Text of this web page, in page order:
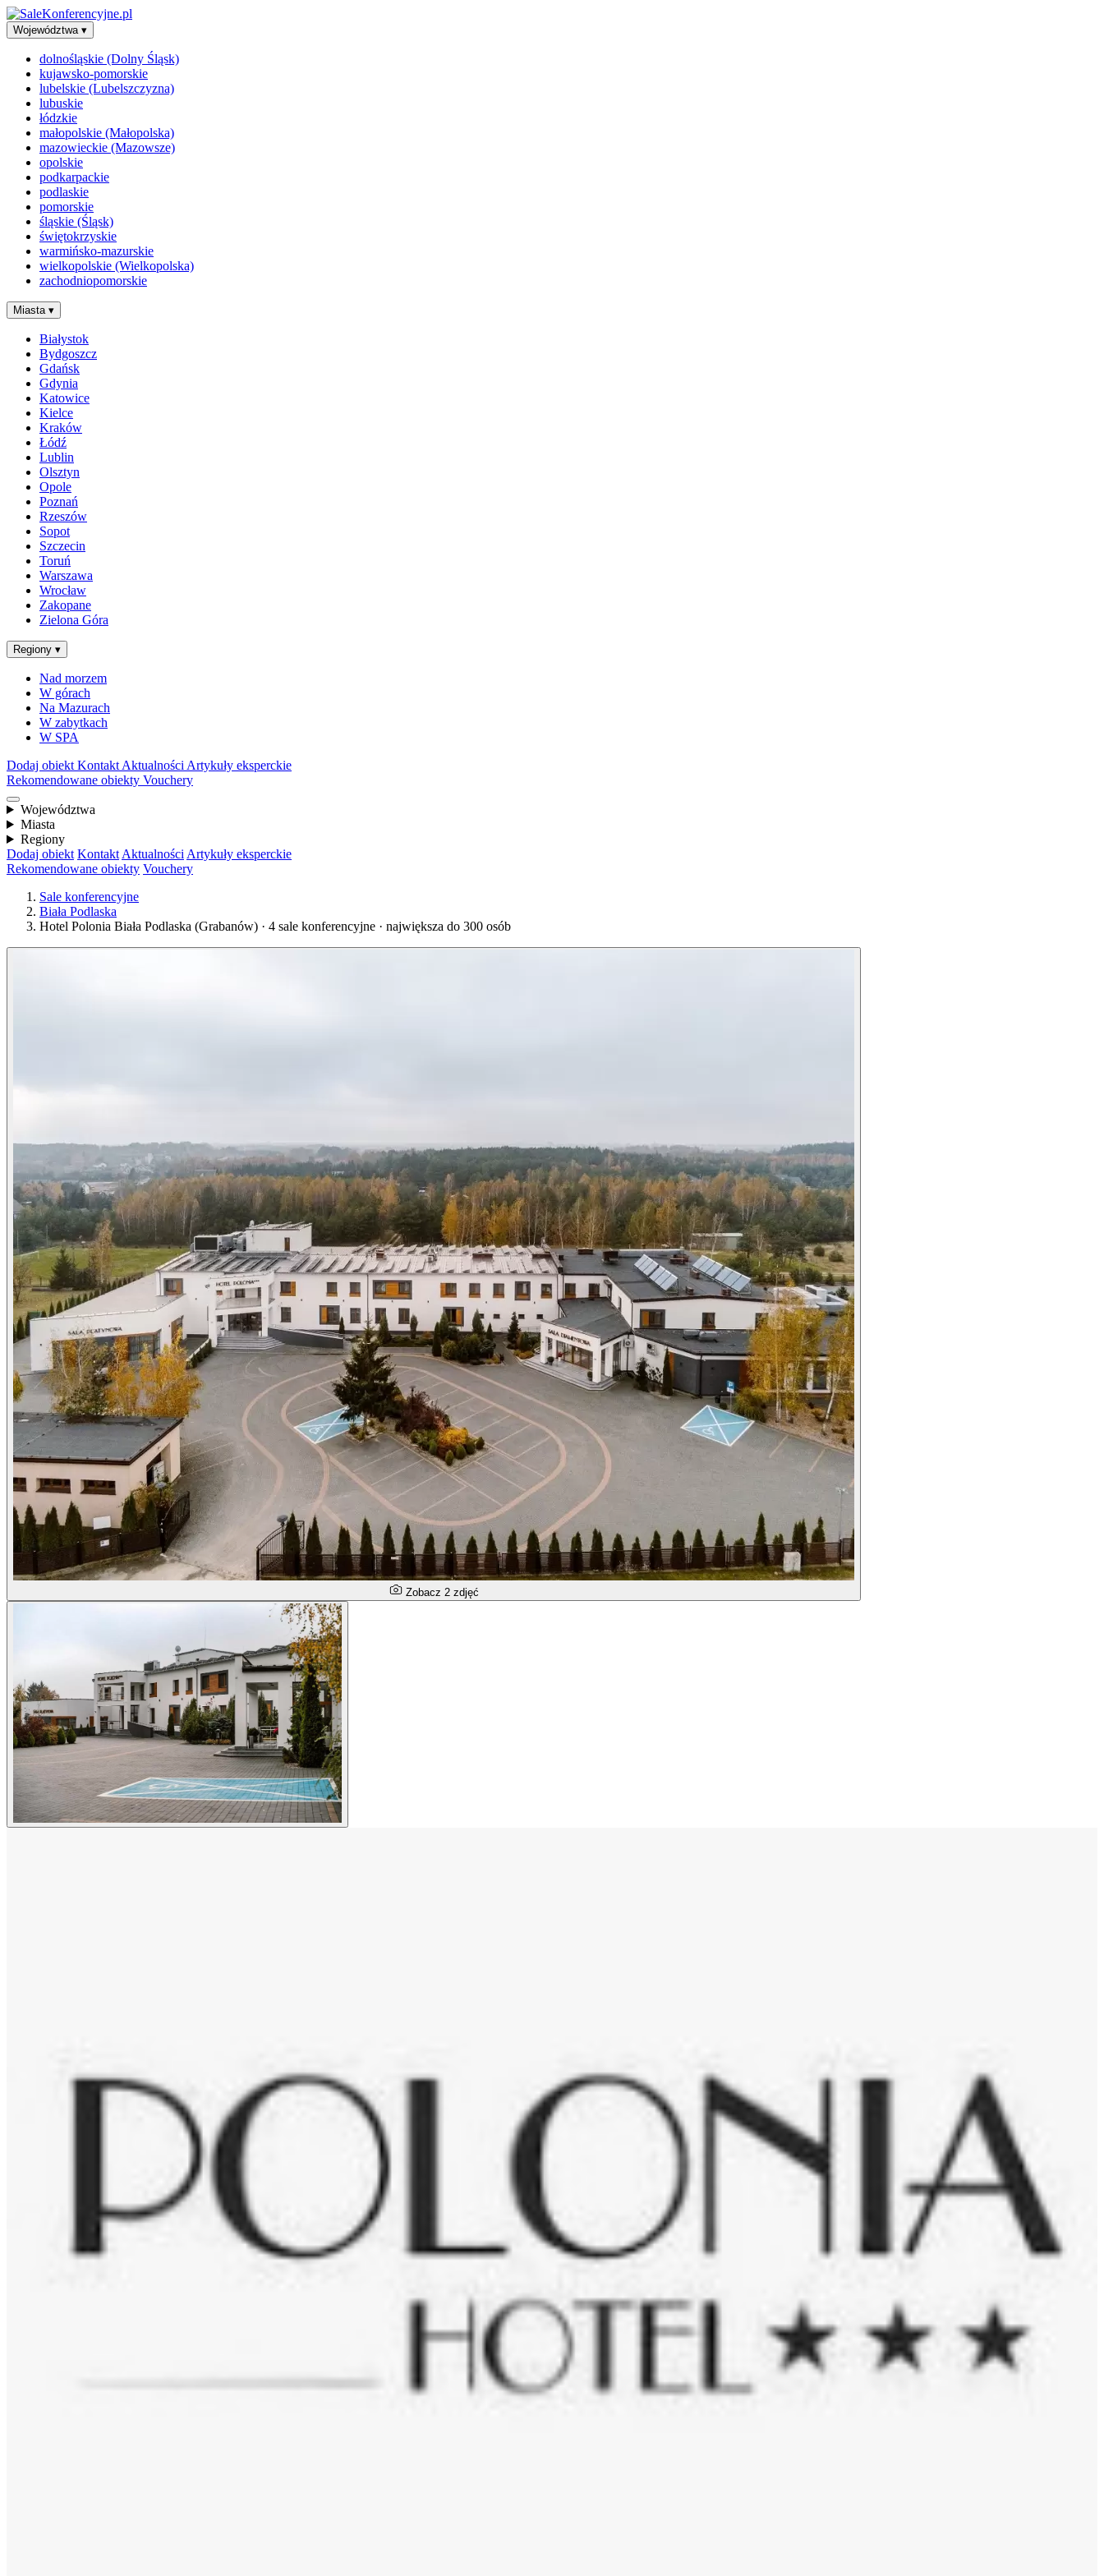
Województwa ▾
dolnośląskie (Dolny Śląsk)
kujawsko-pomorskie
lubelskie (Lubelszczyzna)
lubuskie
łódzkie
małopolskie (Małopolska)
mazowieckie (Mazowsze)
opolskie
podkarpackie
podlaskie
pomorskie
śląskie (Śląsk)
świętokrzyskie
warmińsko-mazurskie
wielkopolskie (Wielkopolska)
zachodniopomorskie
Miasta ▾
Białystok
Bydgoszcz
Gdańsk
Gdynia
Katowice
Kielce
Kraków
Łódź
Lublin
Olsztyn
Opole
Poznań
Rzeszów
Sopot
Szczecin
Toruń
Warszawa
Wrocław
Zakopane
Zielona Góra
Regiony ▾
Nad morzem
W górach
Na Mazurach
W zabytkach
W SPA
Dodaj obiekt Kontakt Aktualności Artykuły eksperckie
Rekomendowane obiekty Vouchery
Województwa
Miasta
Regiony
Dodaj obiekt Kontakt Aktualności Artykuły eksperckie
Rekomendowane obiekty Vouchery
Sale konferencyjne
Biała Podlaska
Hotel Polonia Biała Podlaska (Grabanów) · 4 sale konferencyjne · największa do 300 osób
Zobacz 2 zdjęć